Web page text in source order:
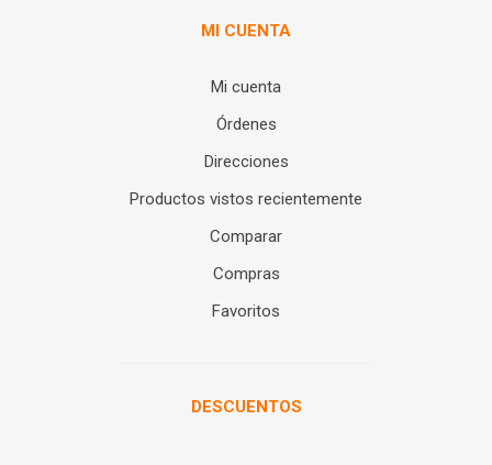
MI CUENTA
Mi cuenta
Órdenes
Direcciones
Productos vistos recientemente
Comparar
Compras
Favoritos
DESCUENTOS